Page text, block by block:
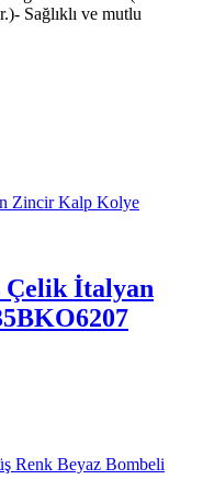
Sağlıklı ve mutlu
Çelik İtalyan